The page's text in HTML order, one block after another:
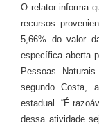
O relator informa
recursos
5,66% do valor
específica aberta
Pessoas
segundo Costa,
estadual. “É
dessa atividade